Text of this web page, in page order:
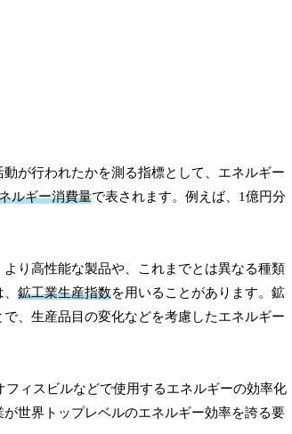
が行われたかを測る指標として、エネルギー
ルギー消費量で表されます。例えば、1億円分
り高性能な製品や、これまでとは異なる種類
鉱工業生産指数を用いることがあります。鉱
、生産品目の変化などを考慮したエネルギー
ィスビルなどで使用するエネルギーの効率化
世界トップレベルのエネルギー効率を誇る要